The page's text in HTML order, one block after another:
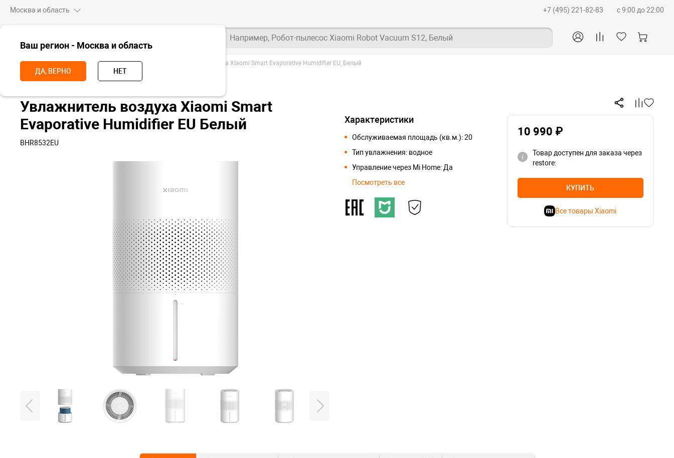
Москва и область
Ваш регион - Москва и область
ДА, ВЕРНО НЕТ
+7 (495) 221-82-83 c 9:00 до 22:00
Например, Робот-пылесос Xiaomi Robot Vacuum S12, Белый
Главная Для дома Увлажнители воздуха Увлажнитель воздуха Xiaomi Smart Evaporative Humidifier EU, Белый
Увлажнитель воздуха Xiaomi Smart
Evaporative Humidifier EU Белый
BHR8532EU
Характеристики
Обслуживаемая площадь (кв.м.): 20
Тип увлажнения: водное
Управление через Mi Home: Да
Посмотреть все
10 990 ₽
Товар доступен для заказа через
restore:
КУПИТЬ
Все товары Xiaomi